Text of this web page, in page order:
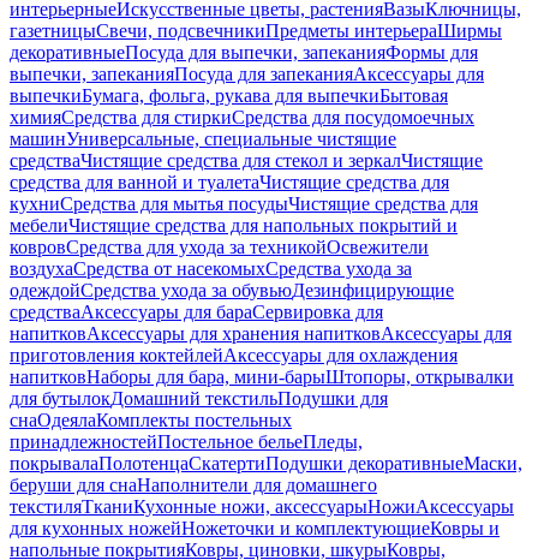
интерьерныеИскусственные цветы, растенияВазыКлючницы,
газетницыСвечи, подсвечникиПредметы интерьераШирмы
декоративныеПосуда для выпечки, запеканияФормы для
выпечки, запеканияПосуда для запеканияАксессуары для
выпечкиБумага, фольга, рукава для выпечкиБытовая
химияСредства для стиркиСредства для посудомоечных
машинУниверсальные, специальные чистящие
средстваЧистящие средства для стекол и зеркалЧистящие
средства для ванной и туалетаЧистящие средства для
кухниСредства для мытья посудыЧистящие средства для
мебелиЧистящие средства для напольных покрытий и
ковровСредства для ухода за техникойОсвежители
воздухаСредства от насекомыхСредства ухода за
одеждойСредства ухода за обувьюДезинфицирующие
средстваАксессуары для бараСервировка для
напитковАксессуары для хранения напитковАксессуары для
приготовления коктейлейАксессуары для охлаждения
напитковНаборы для бара, мини-барыШтопоры, открывалки
для бутылокДомашний текстильПодушки для
снаОдеялаКомплекты постельных
принадлежностейПостельное бельеПледы,
покрывалаПолотенцаСкатертиПодушки декоративныеМаски,
беруши для снаНаполнители для домашнего
текстиляТканиКухонные ножи, аксессуарыНожиАксессуары
для кухонных ножейНожеточки и комплектующиеКовры и
напольные покрытияКовры, циновки, шкурыКовры,